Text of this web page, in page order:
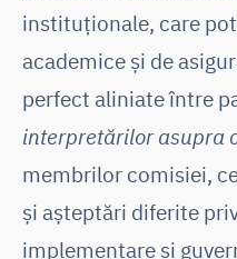
instituționale, care
academice și de
perfect aliniate între
interpretărilor asupra
membrilor comisiei,
și așteptări diferite
implementare și